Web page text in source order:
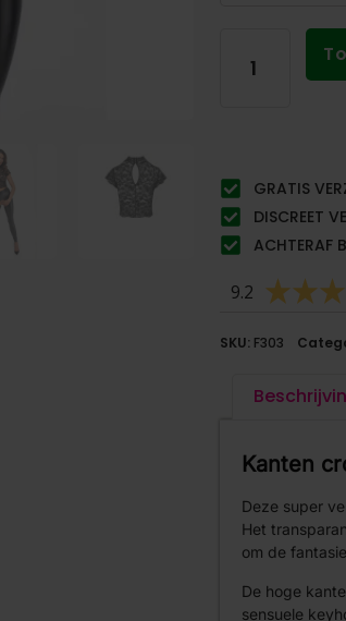
GRATIS
DISCREET
ACHTERAF
9.2
SKU: F303
Kanten
Deze super
Het
om de
De hoge
sensuele